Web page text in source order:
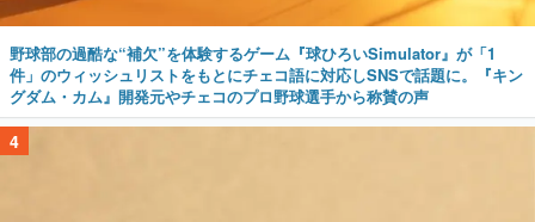
野球部の過酷な“補欠”を体験するゲーム『球ひろいSimulator』が「1
件」のウィッシュリストをもとにチェコ語に対応しSNSで話題に。『キン
グダム・カム』開発元やチェコのプロ野球選手から称賛の声
4